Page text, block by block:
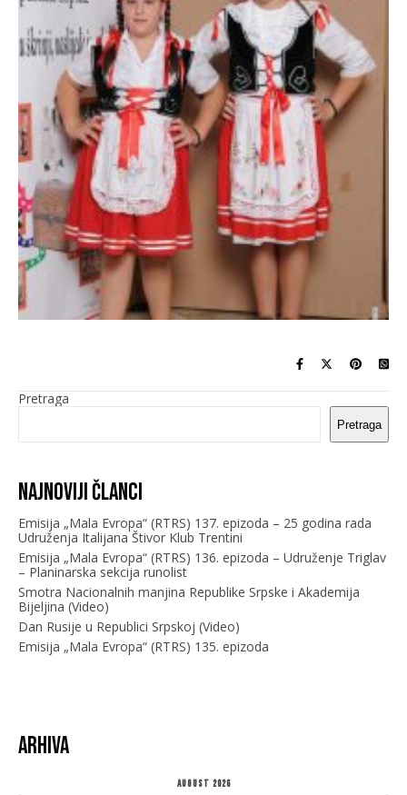
Pretraga
Pretraga
Najnoviji članci
Emisija „Mala Evropa“ (RTRS) 137. epizoda – 25 godina rada
Udruženja Italijana Štivor Klub Trentini
Emisija „Mala Evropa“ (RTRS) 136. epizoda – Udruženje Triglav
– Planinarska sekcija runolist
Smotra Nacionalnih manjina Republike Srpske i Akademija
Bijeljina (Video)
Dan Rusije u Republici Srpskoj (Video)
Emisija „Mala Evropa“ (RTRS) 135. epizoda
Arhiva
August 2026